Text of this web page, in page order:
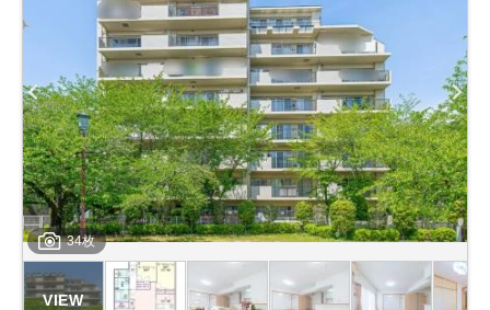
34枚